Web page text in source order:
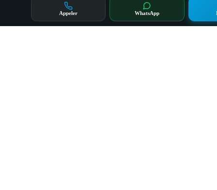
Appeler WhatsApp